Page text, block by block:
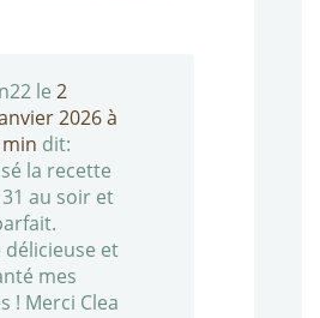
le 2
2026 à
dit:
la recette
au soir et
délicieuse et
mes
! Merci Clea